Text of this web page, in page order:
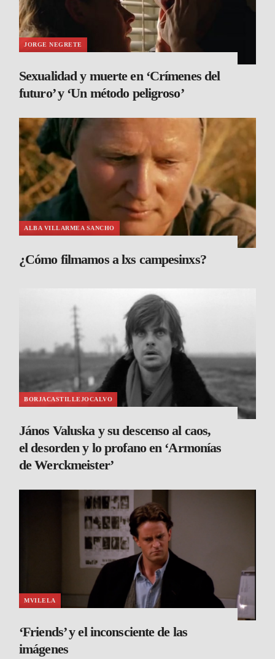
JORGE NEGRETE
Sexualidad y muerte en ‘Crímenes del
futuro’ y ‘Un método peligroso’
ALBA VILLARMEA SANCHO
¿Cómo filmamos a lxs campesinxs?
BORJACASTILLEJOCALVO
János Valuska y su descenso al caos,
el desorden y lo profano en ‘Armonías
de Werckmeister’
MVILELA
‘Friends’ y el inconsciente de las
imágenes